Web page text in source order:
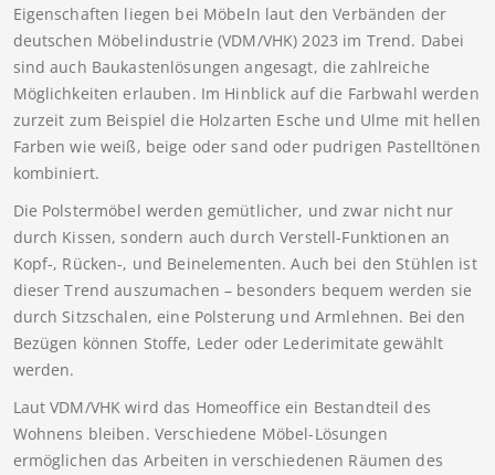
Eigenschaften liegen bei Möbeln laut den Verbänden der
deutschen Möbelindustrie (VDM/VHK) 2023 im Trend. Dabei
sind auch Baukastenlösungen angesagt, die zahlreiche
Möglichkeiten erlauben. Im Hinblick auf die Farbwahl werden
zurzeit zum Beispiel die Holzarten Esche und Ulme mit hellen
Farben wie weiß, beige oder sand oder pudrigen Pastelltönen
kombiniert.
Die Polstermöbel werden gemütlicher, und zwar nicht nur
durch Kissen, sondern auch durch Verstell-Funktionen an
Kopf-, Rücken-, und Beinelementen. Auch bei den Stühlen ist
dieser Trend auszumachen – besonders bequem werden sie
durch Sitzschalen, eine Polsterung und Armlehnen. Bei den
Bezügen können Stoffe, Leder oder Lederimitate gewählt
werden.
Laut VDM/VHK wird das Homeoffice ein Bestandteil des
Wohnens bleiben. Verschiedene Möbel-Lösungen
ermöglichen das Arbeiten in verschiedenen Räumen des